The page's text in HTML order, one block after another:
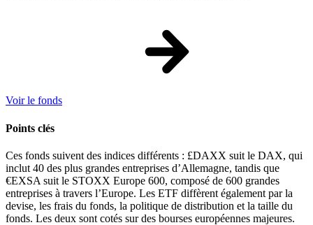
Voir le fonds
Points clés
Ces fonds suivent des indices différents : £DAXX suit le DAX, qui
inclut 40 des plus grandes entreprises d’Allemagne, tandis que
€EXSA suit le STOXX Europe 600, composé de 600 grandes
entreprises à travers l’Europe. Les ETF diffèrent également par la
devise, les frais du fonds, la politique de distribution et la taille du
fonds. Les deux sont cotés sur des bourses européennes majeures.